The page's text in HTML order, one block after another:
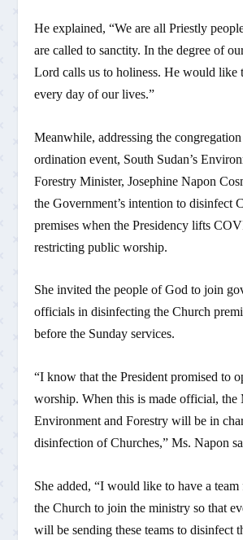
He explained, “We are all Priestly
are called to sanctity. In the degree of
Lord calls us to holiness. He would like
every day of our lives.”
Meanwhile, addressing the
ordination event, South Sudan’s
Forestry Minister, Josephine Napon
the Government’s intention to disinfect
premises when the Presidency lifts
restricting public worship.
She invited the people of God to join
officials in disinfecting the Church
before the Sunday services.
“I know that the President promised to
worship. When this is made official,
Environment and Forestry will be in
disinfection of Churches,” Ms. Napon
She added, “I would like to have a
the Church to join the ministry so that
will be sending these teams to disinfect